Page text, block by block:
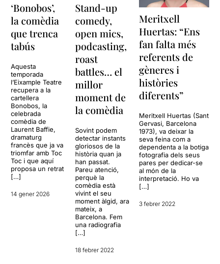
‘Bonobos’,
la comèdia
que trenca
tabús
Aquesta
temporada
l’Eixample Teatre
recupera a la
cartellera
Bonobos, la
celebrada
comèdia de
Laurent Baffie,
dramaturg
francès que ja va
triomfar amb Toc
Toc i que aquí
proposa un retrat
[…]
14 gener 2026
Stand-up
comedy,
open mics,
podcasting,
roast
battles… el
millor
moment de
la comèdia
Sovint podem
detectar instants
gloriosos de la
història quan ja
han passat.
Pareu atenció,
perquè la
comèdia està
vivint el seu
moment àlgid, ara
mateix, a
Barcelona. Fem
una radiografia
[…]
18 febrer 2022
Meritxell
Huertas: “Ens
fan falta més
referents de
gèneres i
històries
diferents”
Meritxell Huertas (Sant
Gervasi, Barcelona
1973), va deixar la
seva feina com a
dependenta a la botiga
fotografia dels seus
pares per dedicar-se
al món de la
interpretació. Ho va
[…]
3 febrer 2022